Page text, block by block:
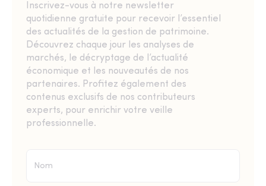
Inscrivez-vous à notre newsletter
quotidienne gratuite pour recevoir l’essentiel
des actualités de la gestion de patrimoine.
Découvrez chaque jour les analyses de
marchés, le décryptage de l’actualité
économique et les nouveautés de nos
partenaires. Profitez également des
contenus exclusifs de nos contributeurs
experts, pour enrichir votre veille
professionnelle.